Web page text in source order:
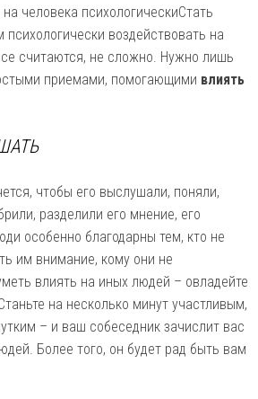
Стать
воздействовать на
считаются, не сложно. Нужно лишь
приемами, помогающими влиять
чтобы его выслушали, поняли,
разделили его мнение, его
особенно благодарны тем, кто не
им внимание, кому они не
влиять на иных людей – овладейте
на несколько минут участливым,
– и ваш собеседник зачислит вас
Более того, он будет рад быть вам